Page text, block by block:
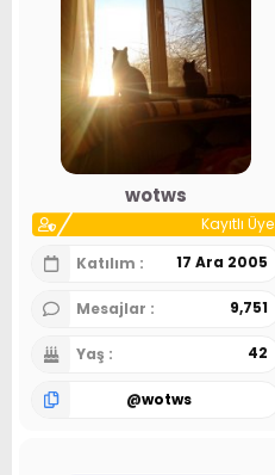
wotws
Kayıtlı Üye
Katılım
17 Ara 2005
Mesajlar 9,751
Yaş 42
@wotws